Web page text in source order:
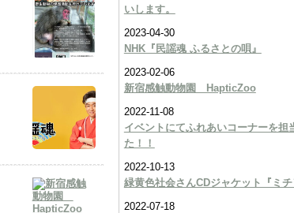
いします。
2023-04-30
NHK『民謡魂 ふるさとの唄』
2023-02-06
新宿感触動物園 HapticZoo
2022-11-08
イベントにてふれあいコーナーを担
た！！
2022-10-13
緑黄色社会さんCDジャケット『ミチ
2022-07-18